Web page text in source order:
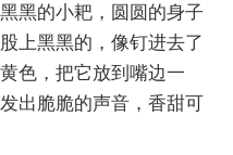
黑的小耙，圆圆的身子
上黑黑的，像钉进去了
色，把它放到嘴边一
出脆脆的声音，香甜可